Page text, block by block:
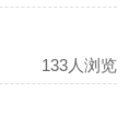
133人浏览